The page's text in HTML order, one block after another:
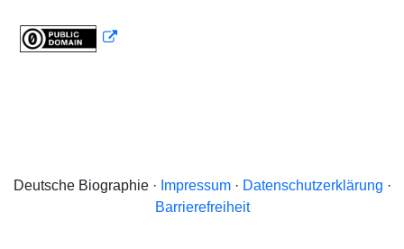
Deutsche Biographie · Impressum· Datenschutzerklärung ·
Barrierefreiheit